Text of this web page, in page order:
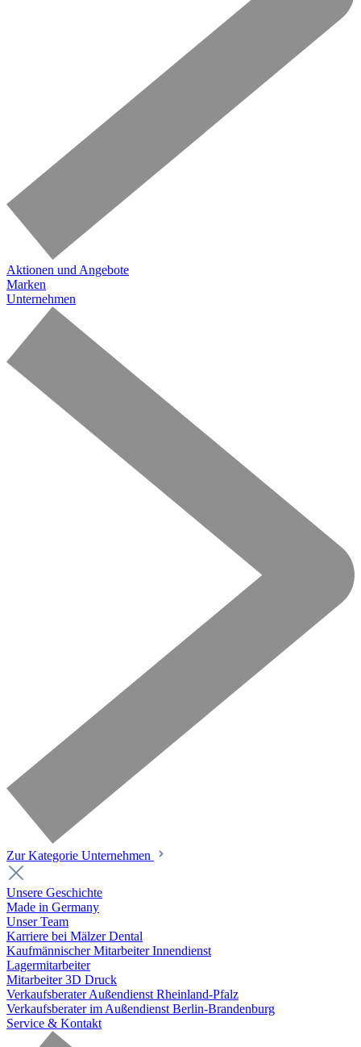
Aktionen und Angebote
Marken
Unternehmen
Zur Kategorie Unternehmen
Unsere Geschichte
Made in Germany
Unser Team
Karriere bei Mälzer Dental
Kaufmännischer Mitarbeiter Innendienst
Lagermitarbeiter
Mitarbeiter 3D Druck
Verkaufsberater Außendienst Rheinland-Pfalz
Verkaufsberater im Außendienst Berlin-Brandenburg
Service & Kontakt